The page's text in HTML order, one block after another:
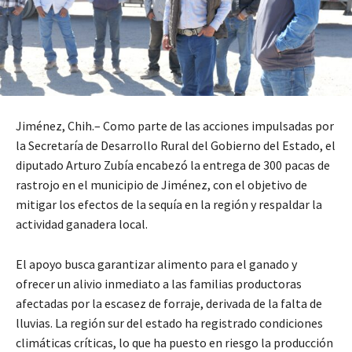
Jiménez, Chih.– Como parte de las acciones impulsadas por
la Secretaría de Desarrollo Rural del Gobierno del Estado, el
diputado Arturo Zubía encabezó la entrega de 300 pacas de
rastrojo en el municipio de Jiménez, con el objetivo de
mitigar los efectos de la sequía en la región y respaldar la
actividad ganadera local.
El apoyo busca garantizar alimento para el ganado y
ofrecer un alivio inmediato a las familias productoras
afectadas por la escasez de forraje, derivada de la falta de
lluvias. La región sur del estado ha registrado condiciones
climáticas críticas, lo que ha puesto en riesgo la producción